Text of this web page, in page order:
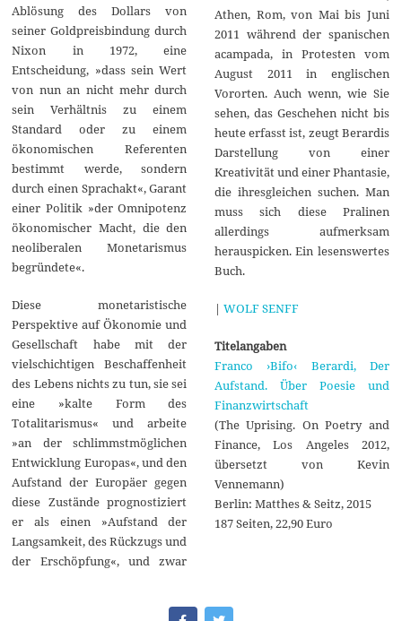
Ablösung des Dollars von
seiner Goldpreisbindung durch
Nixon in 1972, eine
Entscheidung, »dass sein Wert
von nun an nicht mehr durch
sein Verhältnis zu einem
Standard oder zu einem
ökonomischen Referenten
bestimmt werde, sondern
durch einen Sprachakt«, Garant
einer Politik »der Omnipotenz
ökonomischer Macht, die den
neoliberalen Monetarismus
begründete«.
Diese monetaristische
Perspektive auf Ökonomie und
Gesellschaft habe mit der
vielschichtigen Beschaffenheit
des Lebens nichts zu tun, sie sei
eine »kalte Form des
Totalitarismus« und arbeite
»an der schlimmstmöglichen
Entwicklung Europas«, und den
Aufstand der Europäer gegen
diese Zustände prognostiziert
er als einen »Aufstand der
Langsamkeit, des Rückzugs und
der Erschöpfung«, und zwar
Athen, Rom, von Mai bis Juni
2011 während der spanischen
acampada, in Protesten vom
August 2011 in englischen
Vororten. Auch wenn, wie Sie
sehen, das Geschehen nicht bis
heute erfasst ist, zeugt Berardis
Darstellung von einer
Kreativität und einer Phantasie,
die ihresgleichen suchen. Man
muss sich diese Pralinen
allerdings aufmerksam
herauspicken. Ein lesenswertes
Buch.
| WOLF SENFF
Titelangaben
Franco ›Bifo‹ Berardi, Der
Aufstand. Über Poesie und
Finanzwirtschaft
(The Uprising. On Poetry and
Finance, Los Angeles 2012,
übersetzt von Kevin
Vennemann)
Berlin: Matthes & Seitz, 2015
187 Seiten, 22,90 Euro